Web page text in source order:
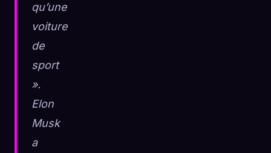
qu’une
voiture
de
sport
».
Elon
Musk
a